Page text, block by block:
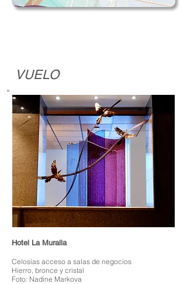
VUELO
Hotel La Muralla
Celosías acceso a salas de negocios
Hierro, bronce y cristal
Foto: Nadine Markova